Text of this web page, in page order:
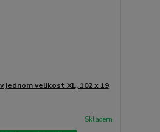
jednom velikost XL, 102 x 19
Skladem